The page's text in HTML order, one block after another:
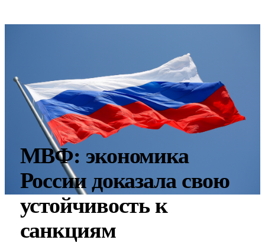
МВФ: экономика
России доказала свою
устойчивость к
санкциям